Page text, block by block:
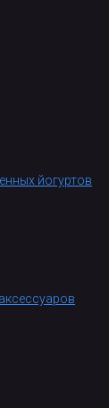
йогуртов